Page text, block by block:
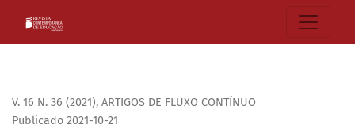
V. 16 N. 36 (2021), ARTIGOS DE FLUXO CONTÍNUO
Publicado 2021-10-21